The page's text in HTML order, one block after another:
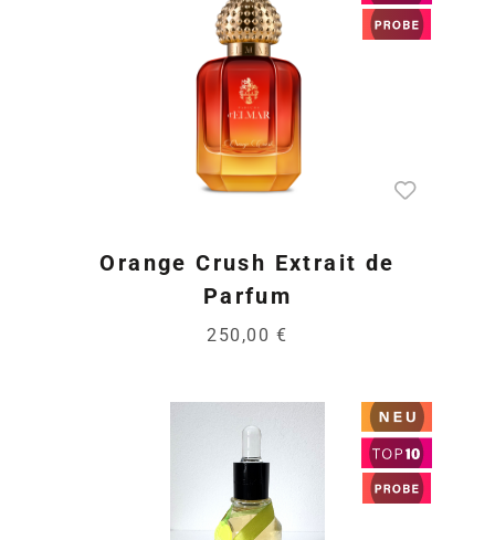
Orange Crush Extrait de
Parfum
250,00 €